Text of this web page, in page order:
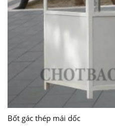
Bốt gác thép mái dốc